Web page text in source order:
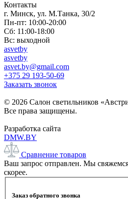
Контакты
г. Минск, ул. М.Танка, 30/2
Пн-пт: 10:00-20:00
Сб: 11:00-18:00
Вс: выходной
asvetby
asvetby
asvet.by@gmail.com
+375 29 193-50-69
Заказать звонок
© 2026 Салон светильников
Все права защищены.
Разработка сайта
DMW.BY
Сравнение товаров
Ваш запрос отправлен. Мы
скорее.
Заказ обратного звонка